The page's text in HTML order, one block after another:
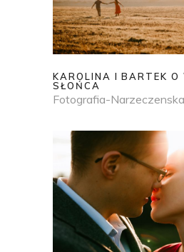
KAROLINA I BARTEK O
SŁOŃCA
Fotografia-Narzeczenska